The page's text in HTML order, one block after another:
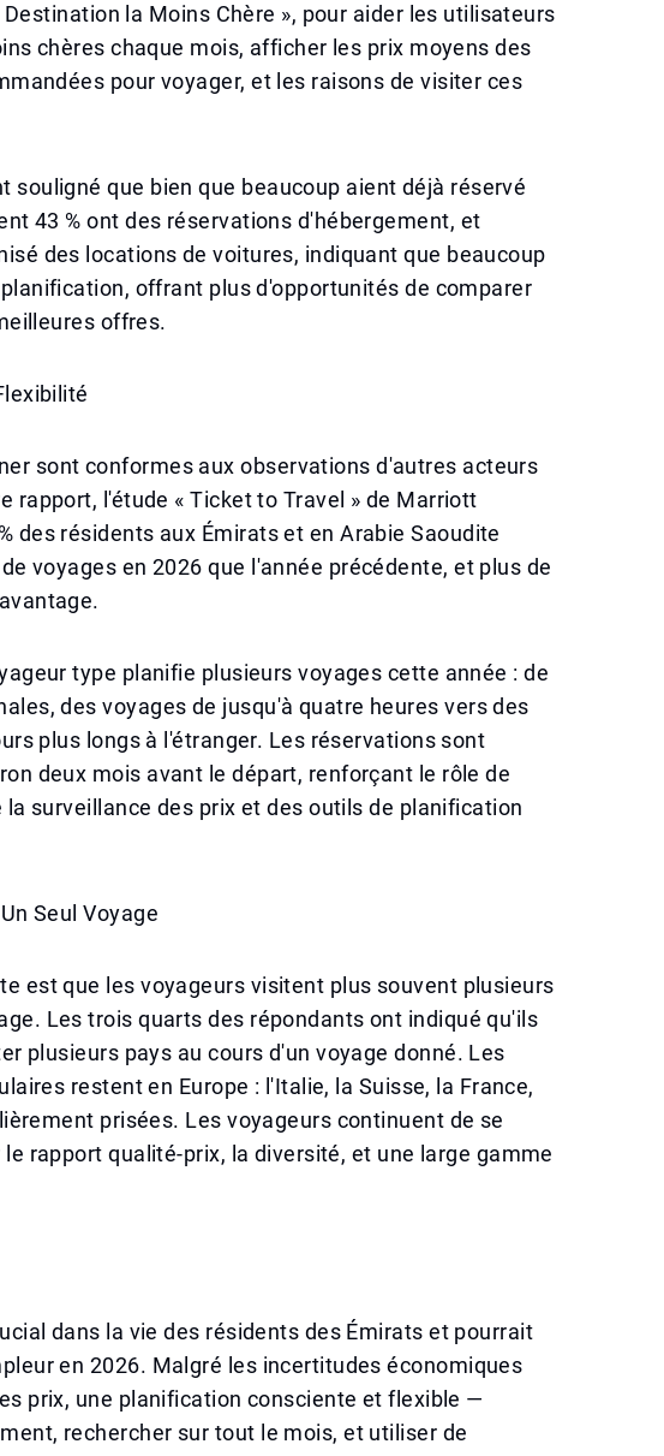
la Moins Chère », pour aider les utilisateurs
chères chaque mois, afficher les prix moyens des
pour voyager, et les raisons de visiter ces
souligné que bien que beaucoup aient déjà réservé
43 % ont des réservations d'hébergement, et
des locations de voitures, indiquant que beaucoup
offrant plus d'opportunités de comparer
offres.
sont conformes aux observations d'autres acteurs
rapport, l'étude « Ticket to Travel » de Marriott
des résidents aux Émirats et en Arabie Saoudite
voyages en 2026 que l'année précédente, et plus de
type planifie plusieurs voyages cette année : de
des voyages de jusqu'à quatre heures vers des
plus longs à l'étranger. Les réservations sont
deux mois avant le départ, renforçant le rôle de
surveillance des prix et des outils de planification
Seul Voyage
est que les voyageurs visitent plus souvent plusieurs
Les trois quarts des répondants ont indiqué qu'ils
plusieurs pays au cours d'un voyage donné. Les
restent en Europe : l'Italie, la Suisse, la France,
prisées. Les voyageurs continuent de se
rapport qualité-prix, la diversité, et une large gamme
dans la vie des résidents des Émirats et pourrait
en 2026. Malgré les incertitudes économiques
prix, une planification consciente et flexible —
rechercher sur tout le mois, et utiliser de